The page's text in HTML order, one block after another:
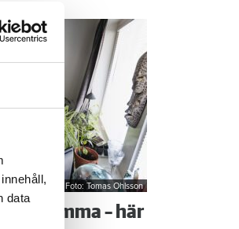
data
Foto: Tomas Ohlsson
hemma – här